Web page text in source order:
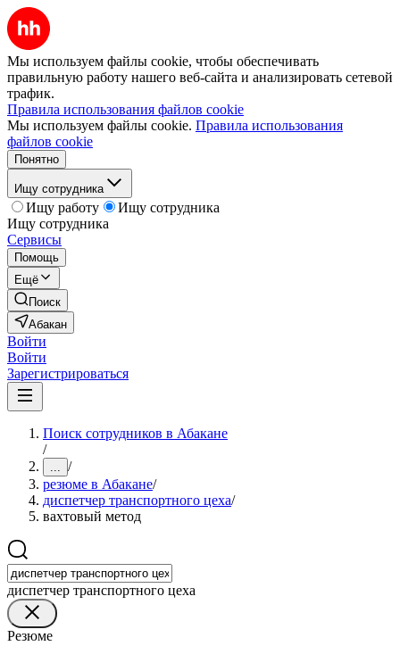
Мы используем файлы cookie, чтобы обеспечивать
правильную работу нашего веб-сайта и анализировать сетевой
трафик.
Правила использования файлов cookie
Мы используем файлы cookie. Правила использования
файлов cookie
Понятно
Ищу сотрудника
Ищу работу
Ищу сотрудника
Ищу сотрудника
Сервисы
Помощь
Ещё
Поиск
Абакан
Войти
Войти
Зарегистрироваться
Поиск сотрудников в Абакане
/
... /
резюме в Абакане/
диспетчер транспортного цеха/
вахтовый метод
диспетчер транспортного цеха
Резюме